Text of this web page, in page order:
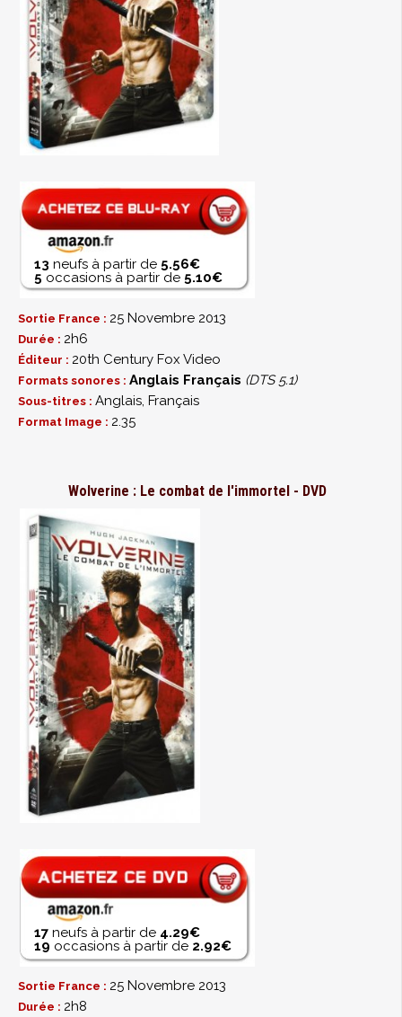
13 neufs à partir de 5.56€
5 occasions à partir de 5.10€
Sortie France : 25 Novembre 2013
Durée : 2h6
Éditeur : 20th Century Fox Video
Formats sonores : Anglais Français (DTS 5.1)
Sous-titres : Anglais, Français
Format Image : 2.35
Wolverine : Le combat de l'immortel - DVD
17 neufs à partir de 4.29€
19 occasions à partir de 2.92€
Sortie France : 25 Novembre 2013
Durée : 2h8